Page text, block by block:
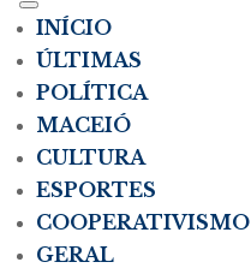
INÍCIO
ÚLTIMAS
POLÍTICA
MACEIÓ
CULTURA
ESPORTES
COOPERATIVISMO
GERAL